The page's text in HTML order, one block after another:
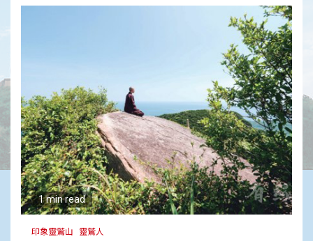
1 min read
印象靈鷲山 靈鷲人